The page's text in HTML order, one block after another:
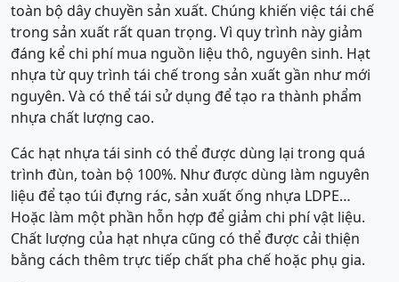
toàn bộ dây chuyền sản xuất. Chúng khiến việc tái chế
trong sản xuất rất quan trọng. Vì quy trình này giảm
đáng kể chi phí mua nguồn liệu thô, nguyên sinh. Hạt
nhựa từ quy trình tái chế trong sản xuất gần như mới
nguyên. Và có thể tái sử dụng để tạo ra thành phẩm
nhựa chất lượng cao.
Các hạt nhựa tái sinh có thể được dùng lại trong quá
trình đùn, toàn bộ 100%. Như được dùng làm nguyên
liệu để tạo túi đựng rác, sản xuất ống nhựa LDPE…
Hoặc làm một phần hỗn hợp để giảm chi phí vật liệu.
Chất lượng của hạt nhựa cũng có thể được cải thiện
bằng cách thêm trực tiếp chất pha chế hoặc phụ gia.